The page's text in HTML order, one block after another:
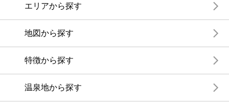
エリアから探す
地図から探す
特徴から探す
温泉地から探す